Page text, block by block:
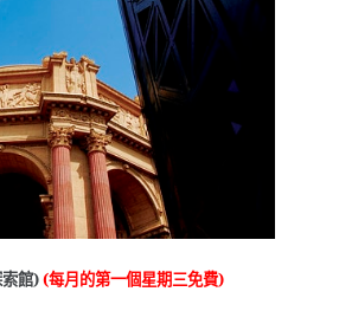
館)(每月的第一個星期三免費)